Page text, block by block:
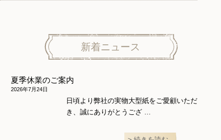
ニット地専用
和風衣類
ワンピース＆スーツ
ウェディング・コスチューム
ワンピース
スカート・パンツ
新着ニュース
夏季休業のご案内
2026年7月24日
日頃より弊社の実物大型紙をご愛顧いただ
き、誠にありがとうござ …